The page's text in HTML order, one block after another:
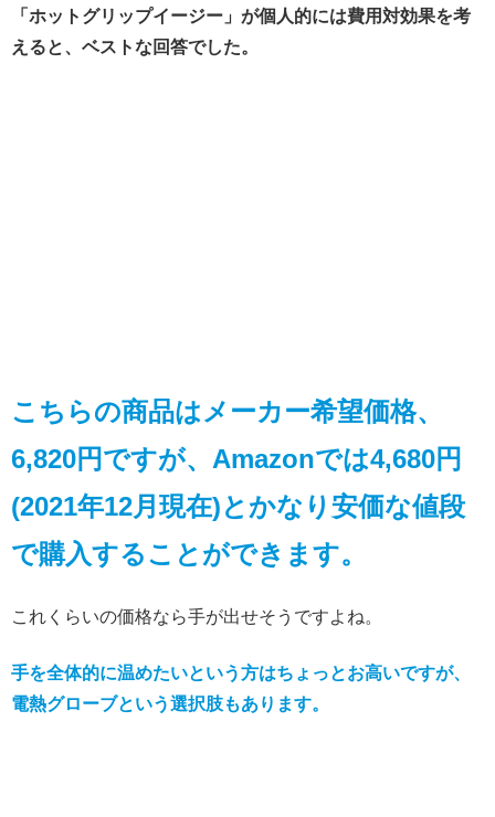
「ホットグリップイージー」が個人的には費用対効果を考
えると、ベストな回答でした。
こちらの商品はメーカー希望価格、
6,820円ですが、Amazonでは4,680円
(2021年12月現在)とかなり安価な値段
で購入することができます。
これくらいの価格なら手が出せそうですよね。
手を全体的に温めたいという方はちょっとお高いですが、
電熱グローブという選択肢もあります。